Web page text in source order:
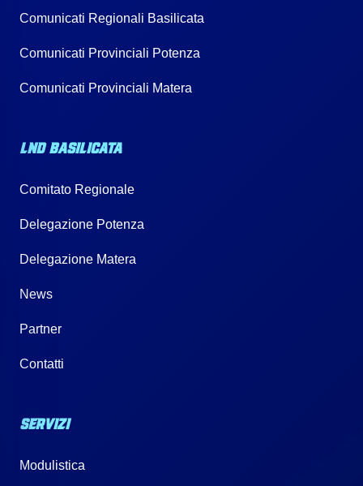
Comunicati Regionali Basilicata
Comunicati Provinciali Potenza
Comunicati Provinciali Matera
LND BASILICATA
Comitato Regionale
Delegazione Potenza
Delegazione Matera
News
Partner
Contatti
SERVIZI
Modulistica